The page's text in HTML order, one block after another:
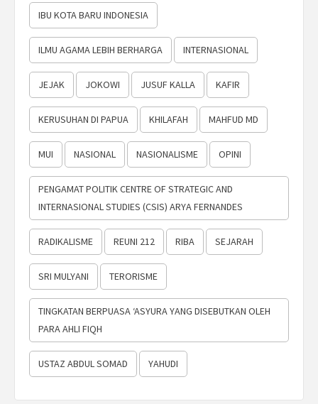
IBU KOTA BARU INDONESIA
ILMU AGAMA LEBIH BERHARGA INTERNASIONAL
JEJAK JOKOWI JUSUF KALLA KAFIR
KERUSUHAN DI PAPUA KHILAFAH MAHFUD MD
MUI NASIONAL NASIONALISME OPINI
PENGAMAT POLITIK CENTRE OF STRATEGIC AND
INTERNASIONAL STUDIES (CSIS) ARYA FERNANDES
RADIKALISME REUNI 212 RIBA SEJARAH
SRI MULYANI TERORISME
TINGKATAN BERPUASA ‘ASYURA YANG DISEBUTKAN OLEH
PARA AHLI FIQH
USTAZ ABDUL SOMAD YAHUDI